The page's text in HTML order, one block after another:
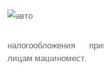
налогообложения
лицам машиномест.